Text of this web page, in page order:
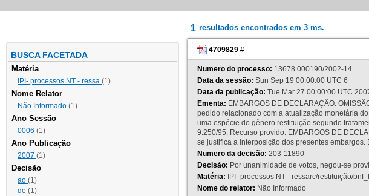
BUSCA FACETADA
Matéria
IPI- processos NT - ressa (1)
Nome Relator
Não Informado (1)
Ano Sessão
0006 (1)
Ano Publicação
2007 (1)
Decisão
ao (1)
de (1)
1 resultados encontrados em 3 ms.
4709829 #
Numero do processo: 13678.000190/2002-14
Data da sessão: Sun Sep 19 00:00:00 UTC 6
Data da publicação: Tue Mar 27 00:00:00 UTC
Ementa: EMBARGOS DE DECLARAÇÃO.
pedido relacionado com a atualização monetária
uma espécie do gênero restituição segundo
9.250/95. Recurso provido. EMBARGOS DE
se justifica a interposição dos presentes embargos.
Numero da decisão: 203-11890
Decisão: Por unanimidade de votos, negou-se
Matéria: IPI- processos NT - ressarc/restituição/
Nome do relator: Não Informado